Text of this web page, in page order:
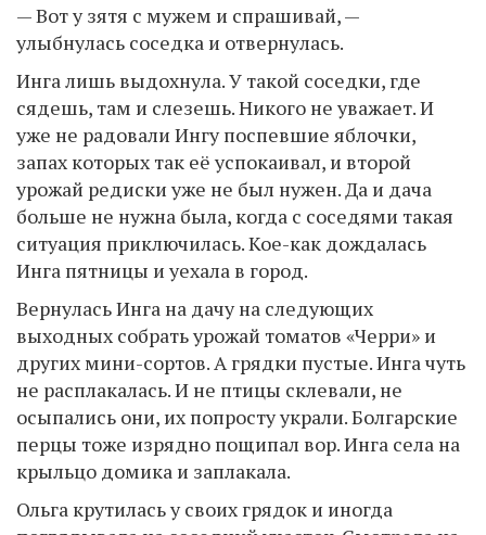
— Вот у зятя с мужем и спрашивай, —
улыбнулась соседка и отвернулась.
Инга лишь выдохнула. У такой соседки, где
сядешь, там и слезешь. Никого не уважает. И
уже не радовали Ингу поспевшие яблочки,
запах которых так её успокаивал, и второй
урожай редиски уже не был нужен. Да и дача
больше не нужна была, когда с соседями такая
ситуация приключилась. Кое-как дождалась
Инга пятницы и уехала в город.
Вернулась Инга на дачу на следующих
выходных собрать урожай томатов «Черри» и
других мини-сортов. А грядки пустые. Инга чуть
не расплакалась. И не птицы склевали, не
осыпались они, их попросту украли. Болгарские
перцы тоже изрядно пощипал вор. Инга села на
крыльцо домика и заплакала.
Ольга крутилась у своих грядок и иногда